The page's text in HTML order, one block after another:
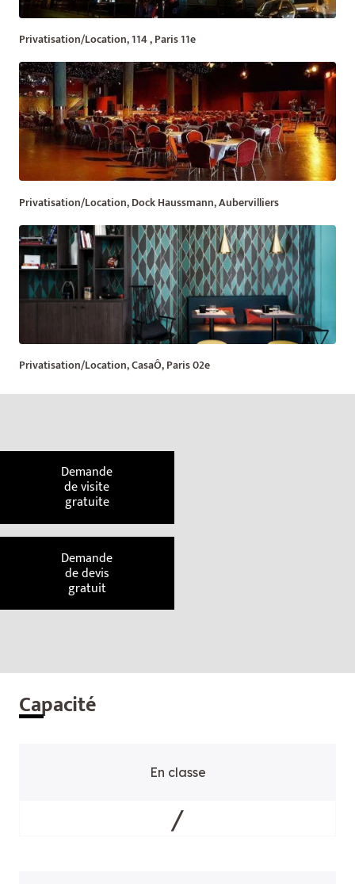
Privatisation/Location, 114 , Paris 11e
Privatisation/Location, Dock Haussmann, Aubervilliers
Privatisation/Location, CasaÔ, Paris 02e
Demande
de visite
gratuite
Demande
de devis
gratuit
Capacité
En classe
/